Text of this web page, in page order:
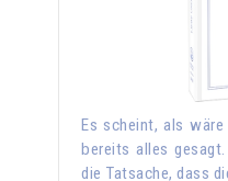
Es scheint, als
bereits alles
die Tatsache, dass